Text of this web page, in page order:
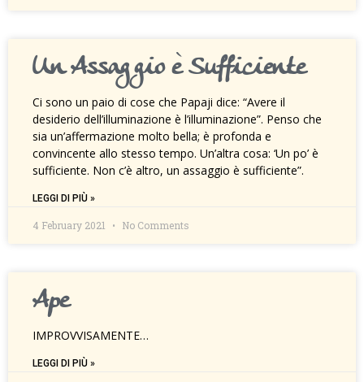
Un Assaggio è Sufficiente
Ci sono un paio di cose che Papaji dice: “Avere il
desiderio dell’illuminazione è l’illuminazione”. Penso che
sia un’affermazione molto bella; è profonda e
convincente allo stesso tempo. Un’altra cosa: ‘Un po’ è
sufficiente. Non c’è altro, un assaggio è sufficiente”.
LEGGI DI PIÙ »
4 February 2021 No Comments
Ape
IMPROVVISAMENTE…
LEGGI DI PIÙ »